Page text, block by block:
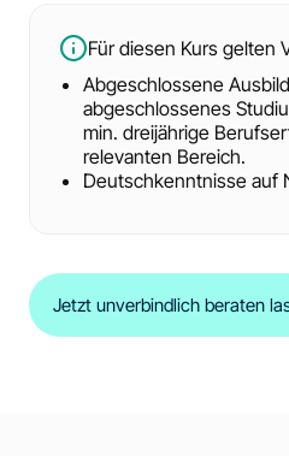
Für diesen Kurs gelten
Abgeschlossene
abgeschlossenes
min. dreijährige
relevanten Bereich.
Deutschkenntnisse auf
Jetzt unverbindlich beraten